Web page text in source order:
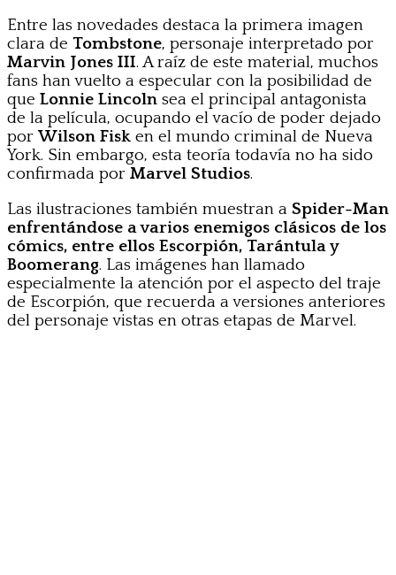
Entre las novedades destaca la primera imagen
clara de Tombstone, personaje interpretado por
Marvin Jones III. A raíz de este material, muchos
fans han vuelto a especular con la posibilidad de
que Lonnie Lincoln sea el principal antagonista
de la película, ocupando el vacío de poder dejado
porWilson Fisk en el mundo criminal de Nueva
York. Sin embargo, esta teoría todavía no ha sido
confirmada por Marvel Studios.
Las ilustraciones también muestran a Spider-Man
enfrentándose a varios enemigos clásicos de los
cómics, entre ellos Escorpión, Tarántula y
Boomerang. Las imágenes han llamado
especialmente la atención por el aspecto del traje
de Escorpión, que recuerda a versiones anteriores
del personaje vistas en otras etapas de Marvel.